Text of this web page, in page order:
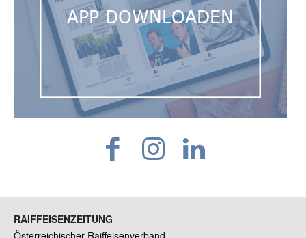
RAIFFEISENZEITUNG
Österreichischer Raiffeisenverband